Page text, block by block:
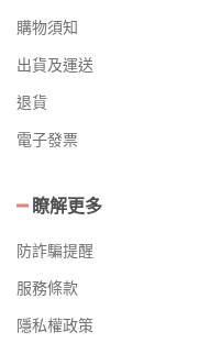
購物須知
出貨及運送
退貨
電子發票
瞭解更多
防詐騙提醒
服務條款
隱私權政策